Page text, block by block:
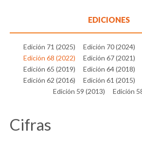
EDICIONES
Edición 71 (2025) Edición 70 (2024)
Edición 68 (2022)
Edición 67 (2021)
Edición 65 (2019)
Edición 64 (2018)
Edición 62 (2016)
Edición 61 (2015)
Edición 59 (2013)
Edición
Cifras